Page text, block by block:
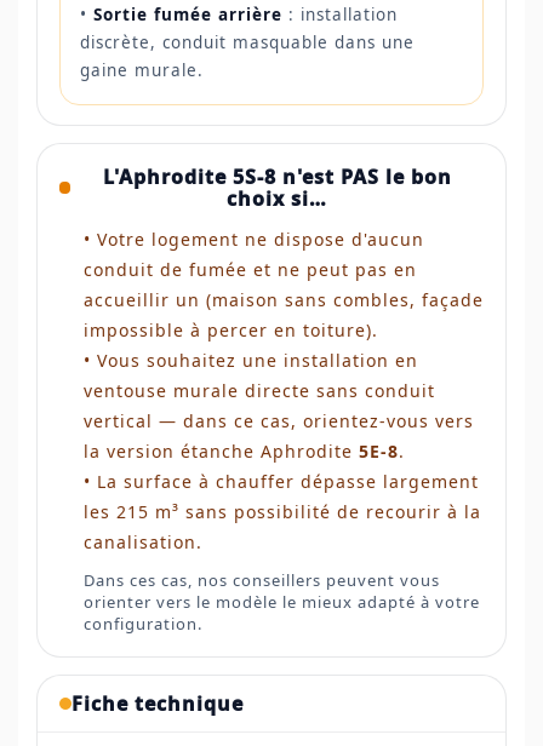
• Sortie fumée arrière : installation
discrète, conduit masquable dans une
gaine murale.
L'Aphrodite 5S-8 n'est PAS le bon
choix si…
• Votre logement ne dispose d'aucun
conduit de fumée et ne peut pas en
accueillir un (maison sans combles, façade
impossible à percer en toiture).
• Vous souhaitez une installation en
ventouse murale directe sans conduit
vertical — dans ce cas, orientez-vous vers
la version étanche Aphrodite 5E-8.
• La surface à chauffer dépasse largement
les 215 m³ sans possibilité de recourir à la
canalisation.
Dans ces cas, nos conseillers peuvent vous
orienter vers le modèle le mieux adapté à votre
configuration.
Fiche technique